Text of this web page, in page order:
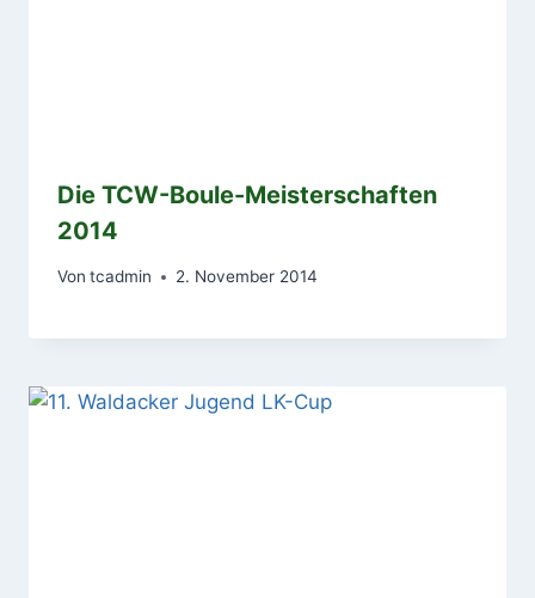
Die TCW-Boule-Meisterschaften
2014
Von tcadmin 2. November 2014